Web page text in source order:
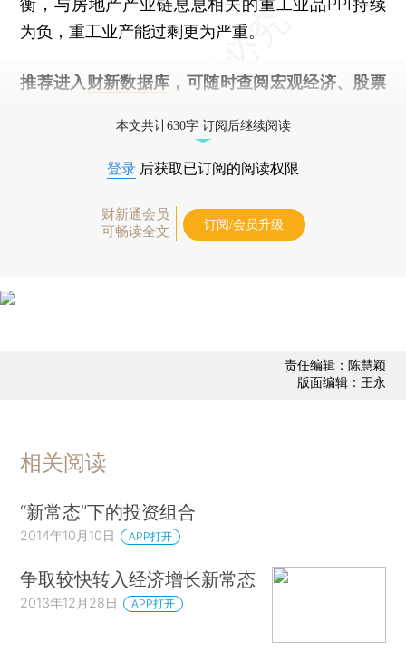
衡，与房地产产业链息息相关的重工业品PPI持续
为负，重工业产能过剩更为严重。
推荐进入 财新数据库 ，可随时查阅宏观经济、股票
本文共计630字 订阅后继续阅读
登录 后获取已订阅的阅读权限
财新通会员
可畅读全文
订阅/会员升级
责任编辑：陈慧颖
版面编辑：王永
相关阅读
“新常态”下的投资组合
2014年10月10日 APP打开
争取较快转入经济增长新常态
2013年12月28日 APP打开